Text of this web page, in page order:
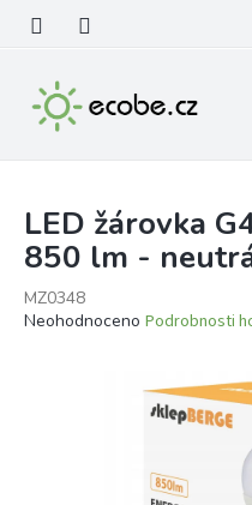
obsah
LED žárovka
850 lm -
MZ0348
Průměrné
Neohodnoceno Podrobnosti